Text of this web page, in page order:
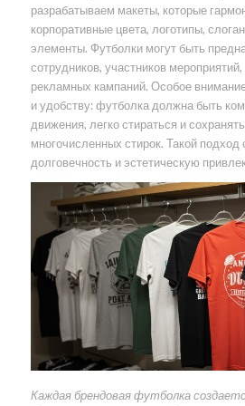
разрабатываем макеты, которые
корпоративные цвета, логотипы,
элементы. Футболки могут быть
сотрудников, участников
рекламных кампаний. Особое
и удобству: футболка должна быть
движения, легко стираться и
многочисленных стирок. Такой подход
долговечность и эстетическую
Каждая брендовая футболка